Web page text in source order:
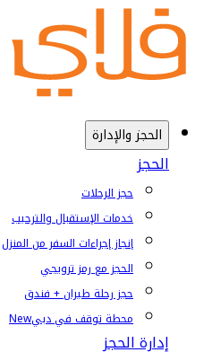
الحجز والإدارة
الحجز
حجز الرحلات
خدمات الإستقبال والترحيب
إنجاز إجراءات السفر من المنزل
الحجز مع رمز ترويجي
حجز رحلة طيران + فندق
محطة توقف في دبيNew
إدارة الحجز